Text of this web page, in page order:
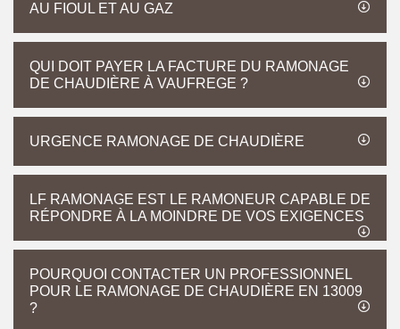
AU FIOUL ET AU GAZ
QUI DOIT PAYER LA FACTURE DU RAMONAGE
DE CHAUDIÈRE À VAUFREGE ?
URGENCE RAMONAGE DE CHAUDIÈRE
LF RAMONAGE EST LE RAMONEUR CAPABLE DE
RÉPONDRE À LA MOINDRE DE VOS EXIGENCES
POURQUOI CONTACTER UN PROFESSIONNEL
POUR LE RAMONAGE DE CHAUDIÈRE EN 13009
?